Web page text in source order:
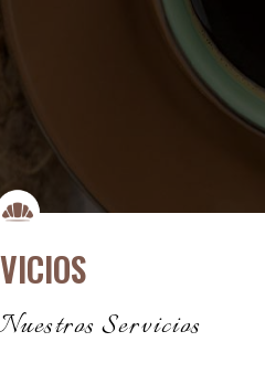
Servicios